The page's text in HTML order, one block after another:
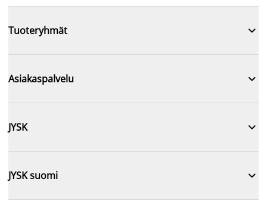
Tuoteryhmät 
Asiakaspalvelu 
JYSK 
JYSK suomi 